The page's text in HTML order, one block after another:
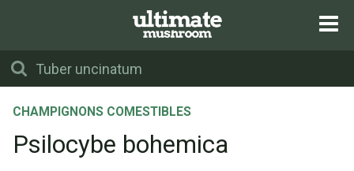
CHAMPIGNONS COMESTIBLES
Psilocybe bohemica